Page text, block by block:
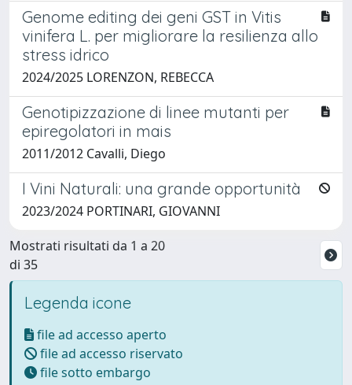
Genome editing dei geni GST in Vitis
vinifera L. per migliorare la resilienza allo
stress idrico
2024/2025 LORENZON, REBECCA
Genotipizzazione di linee mutanti per
epiregolatori in mais
2011/2012 Cavalli, Diego
I Vini Naturali: una grande opportunità
2023/2024 PORTINARI, GIOVANNI
Mostrati risultati da 1 a 20
di 35
Legenda icone
file ad accesso aperto
file ad accesso riservato
file sotto embargo